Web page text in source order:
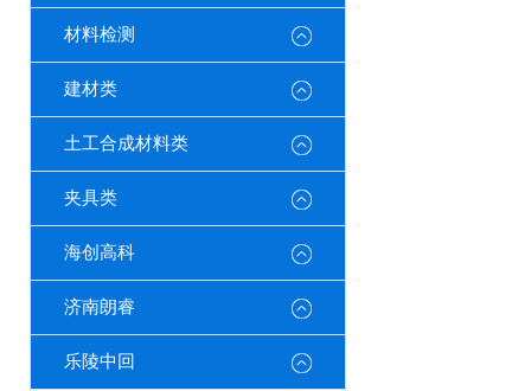
材料检测
建材类
土工合成材料类
夹具类
海创高科
济南朗睿
乐陵中回